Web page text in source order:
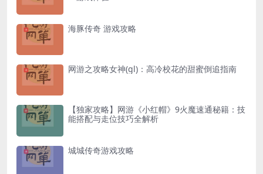
海豚传奇 游戏攻略
网游之攻略女神(gl)：高冷校花的甜蜜倒追指南
【独家攻略】网游《小红帽》9火魔速通秘籍：技
能搭配与走位技巧全解析
城城传奇游戏攻略